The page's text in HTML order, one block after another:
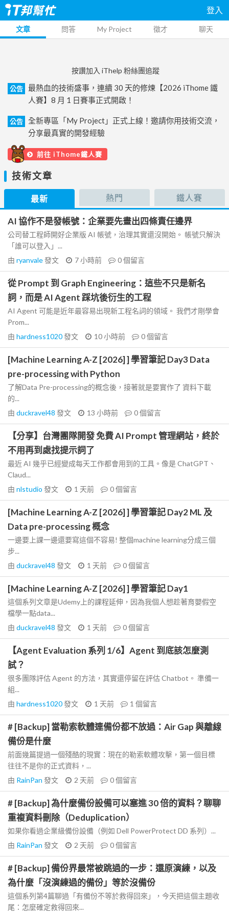
登入
文章 問答 My Project 徵才 聊天
按讚加入 iThelp 粉絲團追蹤
公告
最熱血的技術盛事，連續 30 天的修煉【2026 iThome 鐵
人賽】8 月 1 日賽事正式開啟！
公告
全新專區「My Project」正式上線！邀請你用技術交流，
分享最真實的開發經驗
前往 iThome鐵人賽
技術文章
最新 熱門 鐵人賽
AI 協作不是發帳號：企業要先畫出四條責任邊界
公司替工程師開好企業版 AI 帳號，治理其實還沒開始。 帳號只解決
「誰可以登入」...
由 ryanvale發文 7 小時前 0個留言
從 Prompt 到 Graph Engineering：這些不只是新名
詞，而是 AI Agent 踩坑後衍生的工程
AI Agent 可能是近年最容易出現新工程名詞的領域。 我們才剛學會
Prom...
由 hardness1020發文 10 小時前 0個留言
[Machine Learning A-Z [2026] ] 學習筆記 Day3 Data
pre-processing with Python
了解Data Pre-processing的概念後，接著就是要實作了 資料下載
的...
由 duckravel48 發文 13 小時前 0個留言
【分享】台灣團隊開發 免費 AI Prompt 管理網站，終於
不用再到處找提示詞了
最近 AI 幾乎已經變成每天工作都會用到的工具。像是 ChatGPT、
Claud...
由 nlstudio 發文 1 天前 0個留言
[Machine Learning A-Z [2026] ] 學習筆記 Day2 ML 及
Data pre-processing 概念
一邊要上課一邊還要寫這個不容易! 整個machine learning分成三個
步...
由 duckravel48 發文 1 天前 0個留言
[Machine Learning A-Z [2026] ] 學習筆記 Day1
這個系列文章是Udemy上的課程延伸，因為我個人想趁著育嬰假空
檔學一點data...
由 duckravel48 發文 1 天前 0個留言
【Agent Evaluation 系列 1/6】Agent 到底該怎麼測
試？
很多團隊評估 Agent 的方法，其實還停留在評估 Chatbot。 準備一
組...
由 hardness1020發文 1 天前 1 個留言
# [Backup] 當勒索軟體連備份都不放過：Air Gap 與離線
備份是什麼
前面幾篇提過一個殘酷的現實：現在的勒索軟體攻擊，第一個目標
往往不是你的正式資料，...
由 RainPan 發文 2 天前 0個留言
# [Backup] 為什麼備份設備可以塞進 30 倍的資料？聊聊
重複資料刪除（Deduplication）
如果你看過企業級備份設備（例如 Dell PowerProtect DD 系列）...
由 RainPan 發文 2 天前 0個留言
# [Backup] 備份界最常被跳過的一步：還原演練，以及
為什麼「沒演練過的備份」等於沒備份
這個系列第4篇聊過「有備份不等於救得回來」，今天把這個主題收
尾：怎麼確定救得回來...